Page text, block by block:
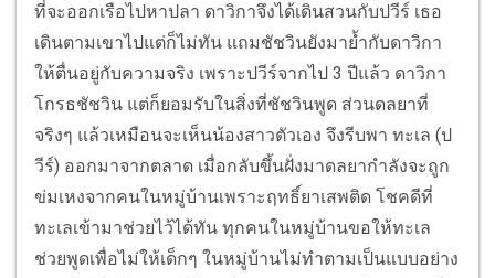
ที่จะออกเรือไปหาปลา ดาวิกาจึงได้เดินสวนกับปวีร์ เธอ
เดินตามเขาไปแต่ก็ไม่ทัน แถมชัชวินยังมาย้ำกับดาวิกา
ให้ตื่นอยู่กับความจริง เพราะปวีร์จากไป 3 ปีแล้ว ดาวิกา
โกรธชัชวิน แต่ก็ยอมรับในสิ่งที่ชัชวินพูด ส่วนดลยาที่
จริงๆ แล้วเหมือนจะเห็นน้องสาวตัวเอง จึงรีบพา ทะเล (ป
วีร์) ออกมาจากตลาด เมื่อกลับขึ้นฝั่งมาดลยากำลังจะถูก
ข่มเหงจากคนในหมู่บ้านเพราะฤทธิ์ยาเสพติด โชคดีที่
ทะเลเข้ามาช่วยไว้ได้ทัน ทุกคนในหมู่บ้านขอให้ทะเล
ช่วยพูดเพื่อไม่ให้เด็กๆ ในหมู่บ้านไม่ทำตามเป็นแบบอย่าง